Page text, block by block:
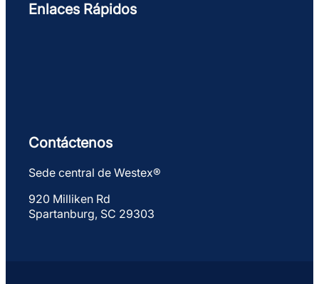
Enlaces Rápidos
Contáctenos
Sede central de Westex®
920 Milliken Rd
Spartanburg, SC 29303